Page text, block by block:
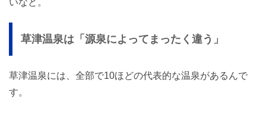
いなと。
草津温泉は「源泉によってまったく違う」
草津温泉には、全部で10ほどの代表的な温泉があるんで
す。